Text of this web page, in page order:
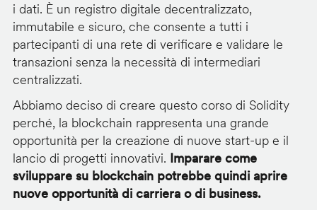
i dati. È un registro digitale decentralizzato,
immutabile e sicuro, che consente a tutti i
partecipanti di una rete di verificare e validare le
transazioni senza la necessità di intermediari
centralizzati.
Abbiamo deciso di creare questo corso di Solidity
perché, la blockchain rappresenta una grande
opportunità per la creazione di nuove start-up e il
lancio di progetti innovativi. Imparare come
sviluppare su blockchain potrebbe quindi aprire
nuove opportunità di carriera o di business.